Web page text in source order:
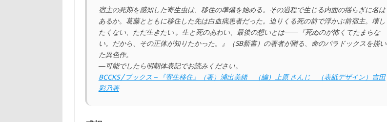
宿主の死期を感知した寄生虫は、移住の準備を始める。その過程で生じる内面の揺らぎに名は
あるか。葛藤とともに移住した先は白血病患者だった。迫りくる死の前で浮かぶ前宿主。壊し
たくない、ただ生きたい 。生と死のあわい、最後の想いとは――『死ぬのが怖くてたまらな
い。だから、その正体が知りたかった。』（SB新書）の著者が贈る、命のパラドックスを描い
た異色作。
―可能でしたら明朝体表記でお読みください。
BCCKS / ブックス – 『寄生移住』（著）浦出美緒 （編）上原 さんじ （表紙デザイン）吉田
彩乃著